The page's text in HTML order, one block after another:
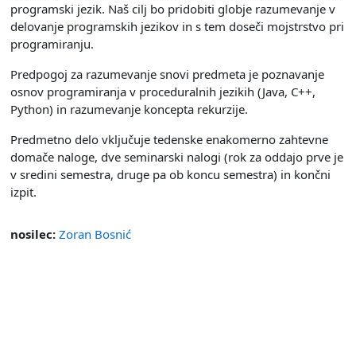
programski jezik. Naš cilj bo pridobiti globje razumevanje v
delovanje programskih jezikov in s tem doseči mojstrstvo pri
programiranju.
Predpogoj za razumevanje snovi predmeta je poznavanje
osnov programiranja v proceduralnih jezikih (Java, C++,
Python) in razumevanje koncepta rekurzije.
Predmetno delo vključuje tedenske enakomerno zahtevne
domače naloge, dve seminarski nalogi (rok za oddajo prve je
v sredini semestra, druge pa ob koncu semestra) in končni
izpit.
nosilec: Zoran Bosnić